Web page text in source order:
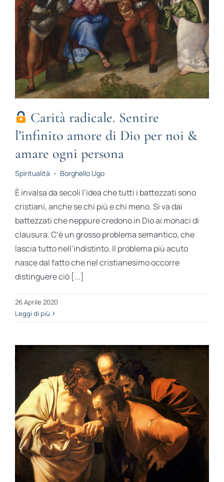
STUDI
RUBRICHE
Carità radicale. Sentire
l’infinito amore di Dio per noi &
amare ogni persona
Spiritualità - Borghello Ugo
È invalsa da secoli l’idea che tutti i battezzati sono
cristiani, anche se chi più e chi meno. Si va dai
battezzati che neppure credono in Dio ai monaci di
clausura. C’è un grosso problema semantico, che
lascia tutto nell’indistinto. Il problema più acuto
nasce dal fatto che nel cristianesimo occorre
distinguere ciò [...]
26 Aprile 2020
Leggi di più